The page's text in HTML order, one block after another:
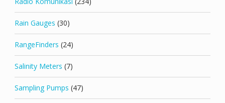
Rain Gauges (30)
RangeFinders (24)
Salinity Meters (7)
Sampling Pumps (47)